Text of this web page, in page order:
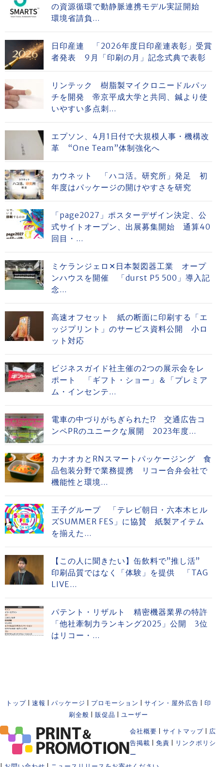
の資源循環で動静脈連携モデル実証開始
環境省請負...
日印産連 「2026年度日印産連表彰」受賞
者発表 9月「印刷の月」記念式典で表彰
リンテック 樹脂製マイクロニードルパッ
チを開発 帝京平成大学と共同、鍼より使
いやすい多点刺...
エプソン、4月1日付で大規模人事・機構改
革 “One Team”体制強化へ
カウネット 「ハコ活。研究所」発足 初
年度はパッケージの開けやすさを研究
「page2027」ポスターデザイン決定、公
式サイトオープン、出展募集開始 通算40
回目・...
ミケランジェロ✕日本製図器工業 オープ
ンハウスを開催 「durst P5 500」導入記
念...
高速オフセット 紙の断面に印刷する「エ
ッジプリント」のサービス資料公開 小ロ
ット対応
ビジネスガイド社主催の2つの展示会をレ
ポート 「ギフト・ショー」＆「プレミア
ム・インセンテ...
電車の中づりがちぎられた⁉ 交通広告コ
ンペPRのユニークな展開 2023年度...
カナオカとRNスマートパッケージング 食
品包装分野で業務提携 リコー合弁会社で
機能性と環境...
王子グループ 「テレビ朝日・六本木ヒル
ズSUMMER FES」に協賛 紙製アイテム
を揃えた...
【この人に聞きたい】缶飲料で”推し活”
印刷品質ではなく「体験」を提供 「TAG
LIVE...
パテント・リザルト 精密機器業界の特許
「他社牽制力ランキング2025」公開 3位
はリコー・...
トップ 速報 パッケージ プロモーション サイン・屋外広告
印
刷全般
販促品 ユーザー
会社概要 サイトマップ
広
告掲載
免責
リンクポリシ
ー